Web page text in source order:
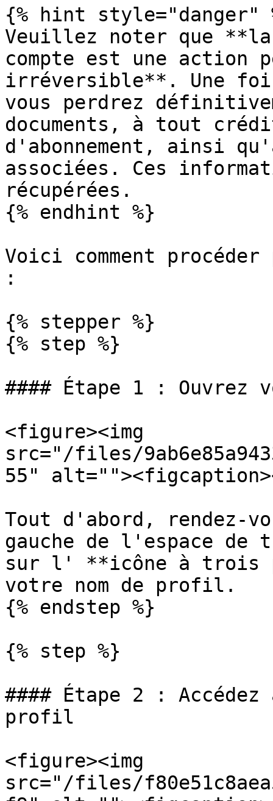
{% hint style="danger"
Veuillez noter que
compte est une action
irréversible**. Une
vous perdrez
documents, à tout
d'abonnement, ainsi
associées. Ces
récupérées.
{% endhint %}
Voici comment
:
{% stepper %}
{% step %}
#### Étape 1 : Ouvrez
<figure><img
src="/files/
55"
Tout d'abord, rendez-
gauche de l'espace
sur l' **icône à trois
votre nom de profil.
{% endstep %}
{% step %}
#### Étape 2 :
profil
<figure><img
src="/files/